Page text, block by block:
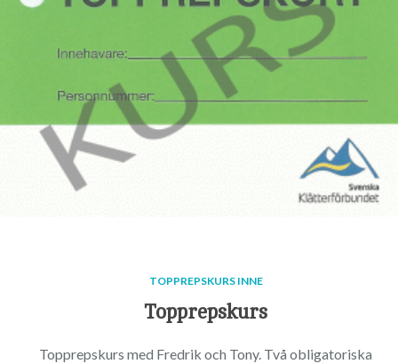
TOPPREPSKURS INNE
Topprepskurs
Topprepskurs med Fredrik och Tony. Två obligatoriska